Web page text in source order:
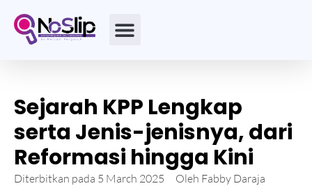
Sejarah KPP Lengkap
serta Jenis-jenisnya, dari
Reformasi hingga Kini
Diterbitkan pada 5 March 2025 Oleh Fabby Daraja